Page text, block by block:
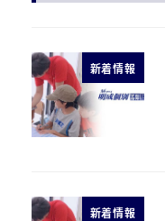
新着情報
新着情報